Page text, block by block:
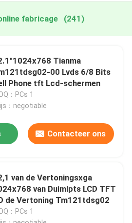
fabricage (241)
Tianma
00 Lvds 6/8 Bits
Phone tft Lcd-schermen
：PCs 1
：negotiable
Contacteer ons
van de Vertoningsxga
van Duimlpts LCD TFT
de Vertoning Tm121tdsg02
：PCs 1